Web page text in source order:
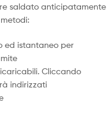
saldato anticipatamente
ed istantaneo per
Cliccando
indirizzati